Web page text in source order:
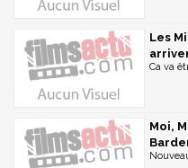
Les
Ca va
Moi,